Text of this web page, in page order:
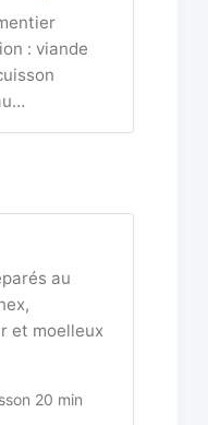
: viande
au
et moelleux
20 min